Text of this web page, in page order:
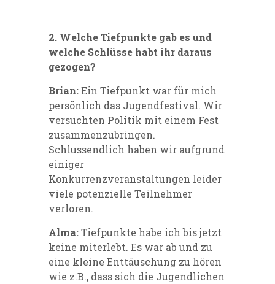
2. Welche Tiefpunkte gab es und
welche Schlüsse habt ihr daraus
gezogen?
Brian:Ein Tiefpunkt war für mich
persönlich das Jugendfestival. Wir
versuchten Politik mit einem Fest
zusammenzubringen.
Schlussendlich haben wir aufgrund
einiger
Konkurrenzveranstaltungen leider
viele potenzielle Teilnehmer
verloren.
Alma:Tiefpunkte habe ich bis jetzt
keine miterlebt. Es war ab und zu
eine kleine Enttäuschung zu hören
wie z.B., dass sich die Jugendlichen